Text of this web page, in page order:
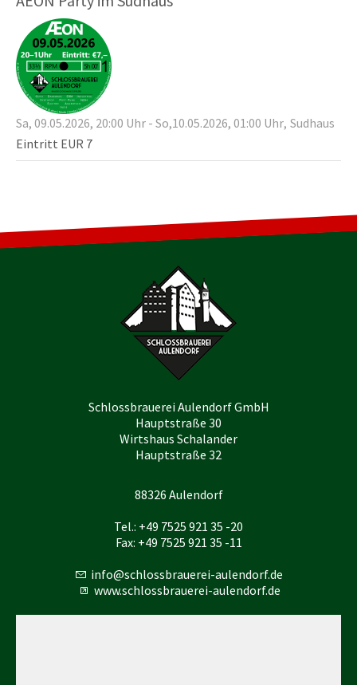
Sa, 09.05.2026, 20:00 Uhr - So,10.05.2026, 01:00 Uhr Sudhaus
Eintritt EUR 7
Schlossbrauerei Aulendorf GmbH
Hauptstraße 30
Wirtshaus Schalander
Hauptstraße 32
88326 Aulendorf
Tel.: +49 7525 921 35 -20
Fax: +49 7525 921 35 -11
nf
schl ssbr r - l nd rfd
www.schlossbrauerei-aulendorf.de